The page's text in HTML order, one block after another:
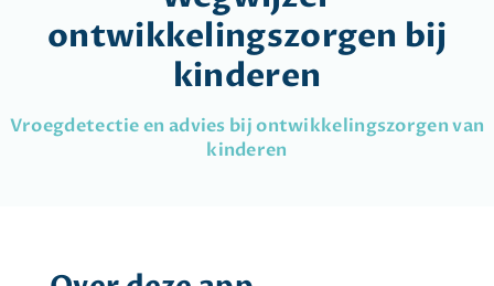
ontwikkelingszorgen bij
kinderen
Vroegdetectie en advies bij ontwikkelingszorgen van
kinderen